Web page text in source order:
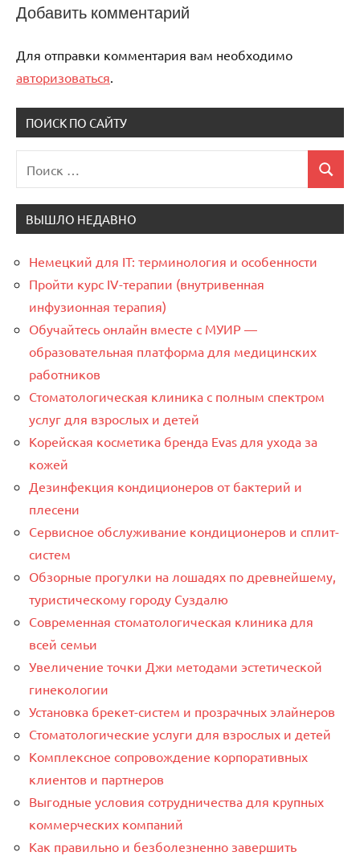
Добавить комментарий
Для отправки комментария вам необходимо
авторизоваться.
ПОИСК ПО САЙТУ
для:
Поиск
ВЫШЛО НЕДАВНО
Немецкий для IT: терминология и особенности
Пройти курс IV-терапии (внутривенная
инфузионная терапия)
Обучайтесь онлайн вместе с МУИР —
образовательная платформа для медицинских
работников
Стоматологическая клиника с полным спектром
услуг для взрослых и детей
Корейская косметика бренда Evas для ухода за
кожей
Дезинфекция кондиционеров от бактерий и
плесени
Сервисное обслуживание кондиционеров и сплит-
систем
Обзорные прогулки на лошадях по древнейшему,
туристическому городу Суздалю
Современная стоматологическая клиника для
всей семьи
Увеличение точки Джи методами эстетической
гинекологии
Установка брекет-систем и прозрачных элайнеров
Стоматологические услуги для взрослых и детей
Комплексное сопровождение корпоративных
клиентов и партнеров
Выгодные условия сотрудничества для крупных
коммерческих компаний
Как правильно и безболезненно завершить